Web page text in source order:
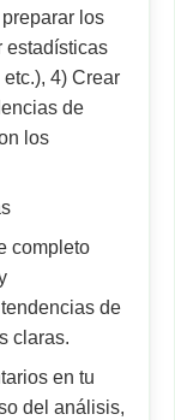
los
estadísticas
4) Crear
de
los
completo
de
claras.
en tu
del análisis,